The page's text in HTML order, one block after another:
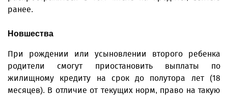
ранее.
Новшества
При рождении или усыновлении второго ребенка
родители смогут приостановить выплаты по
жилищному кредиту на срок до полутора лет (18
месяцев). В отличие от текущих норм, право на такую